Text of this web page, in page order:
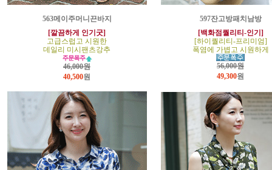
563메이주머니끈바지
[깔끔하게 인기굿]
고급스럽고 시원한
데일리 미시팬츠강추
46,000원
40,500원
597잔고방패치남방
[백화점퀄리티-인기]
[하이퀄리티-프리미엄]
폭염에 가볍고 시원하게
56,000원
49,300원